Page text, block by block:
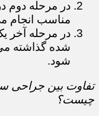
مناسب انجام
در مرحله آخر
شده گذاشته
شود.
تفاوت بین جراحی
چیست؟